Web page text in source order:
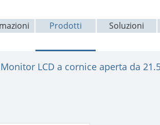
Prodotti Soluzioni
Monitor LCD a cornice aperta da